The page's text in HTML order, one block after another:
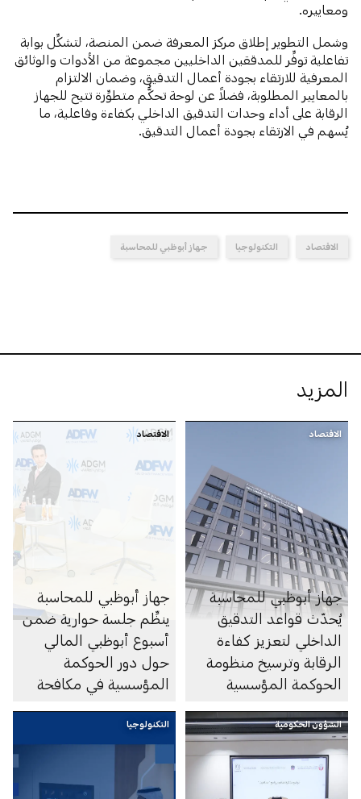
ومعاييره.
وشمل التطوير إطلاق مركز المعرفة ضمن المنصة، لتشكِّل بوابة
تفاعلية توفِّر للمدققين الداخليين مجموعة من الأدوات والوثائق
المعرفية للارتقاء بجودة أعمال التدقيق، وضمان الالتزام
بالمعايير المطلوبة، فضلاً عن لوحة تحكُّم متطوِّرة تتيح للجهاز
الرقابة على أداء وحدات التدقيق الداخلي بكفاءة وفاعلية، ما
يُسهم في الارتقاء بجودة أعمال التدقيق.
الاقتصاد التكنولوجيا جهاز أبوظبي للمحاسبة
المزيد
الاقتصاد
جهاز أبوظبي للمحاسبة
يُحدّث قواعد التدقيق
الداخلي لتعزيز كفاءة
الرقابة وترسيخ منظومة
الحوكمة المؤسسية
الاقتصاد
جهاز أبوظبي للمحاسبة
ينظِّم جلسة حوارية ضمن
أسبوع أبوظبي المالي
حول دور الحوكمة
المؤسسية في مكافحة
الشؤون الحكومية التكنولوجيا